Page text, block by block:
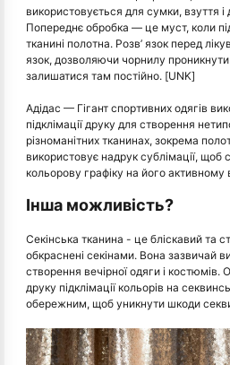
використовується для сумки, взуття
Попереднє обробка — це муст, коли
тканині полотна. Розв’ язок перед
язок, дозволяючи чорнилу проникнути
залишатися там постійно. [UNK]
Адідас — Гігант спортивних одягів
підклімації друку для створення
різноманітних тканинах, зокрема
використовує надрук сублімації, щоб
кольорову графіку на його активному
Інша можливість?
Секінська тканина - це бліскавий та
обкраснені секінами. Вона зазвичай
створення вечірної одяги і костюмів.
друку підклімації кольорів на
обережним, щоб уникнути шкоди